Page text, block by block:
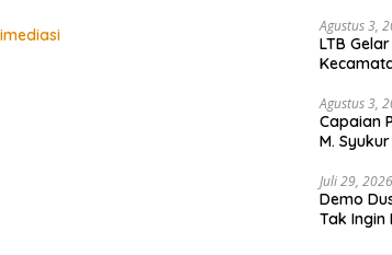
Agustus 3,
LTB
Agustus 3,
Capaian
M.
Juli 29, 2026
Demo
Tak Ingin